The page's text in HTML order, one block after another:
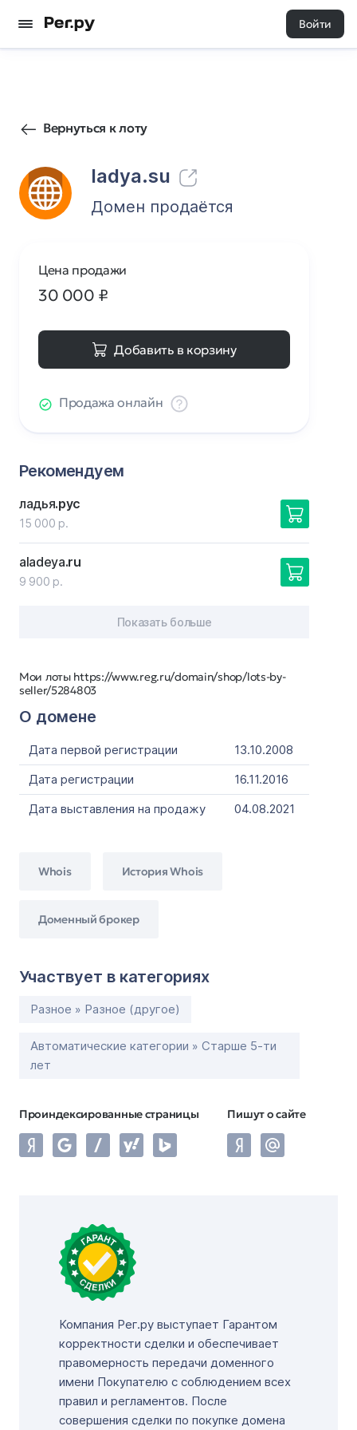
Войти
Вернуться к лоту
ladya.su
156 0
Домен продаётся
Мои лоты https://www.reg.ru/domain/shop/lots-by-
seller/5284803
О домене
Дата первой регистрации
13.10.2008
Дата регистрации
16.11.2016
Дата выставления на продажу
04.08.2021
Whois История Whois
Доменный брокер
Участвует в категориях
Разное » Разное (другое)
Автоматические категории » Старше 5-ти
лет
Проиндексированные страницы Пишут о сайте
Цена продажи
30 000 ₽
Добавить в корзину
Продажа онлайн
Рекомендуем
ладья.рус
15 000 р.
aladeya.ru
9 900 р.
Показать больше
Компания Рег.ру выступает Гарантом
корректности сделки и обеспечивает
правомерность передачи доменного
имени Покупателю с соблюдением всех
правил и регламентов. После
совершения сделки по покупке домена